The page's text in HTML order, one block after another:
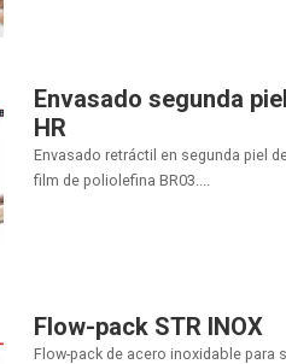
Envasado segunda
HR
Envasado retráctil en segunda piel
film de poliolefina BR03....
Flow-pack STR INOX
Flow-pack de acero inoxidable para